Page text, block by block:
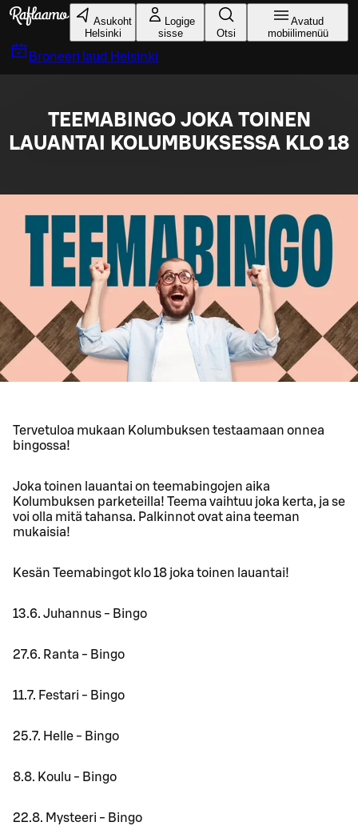
Liigu peamise sisu juurde
Asukoht
Helsinki
Logige
sisse
Otsi
Avatud
mobiilimenüü
Broneeri laud Helsinki
TEEMABINGO JOKA TOINEN
LAUANTAI KOLUMBUKSESSA KLO 18
Tervetuloa mukaan Kolumbuksen testaamaan onnea
bingossa!
Joka toinen lauantai on teemabingojen aika
Kolumbuksen parketeilla! Teema vaihtuu joka kerta, ja se
voi olla mitä tahansa. Palkinnot ovat aina teeman
mukaisia!
Kesän Teemabingot klo 18 joka toinen lauantai!
13.6. Juhannus - Bingo
27.6. Ranta - Bingo
11.7. Festari - Bingo
25.7. Helle - Bingo
8.8. Koulu - Bingo
22.8. Mysteeri - Bingo